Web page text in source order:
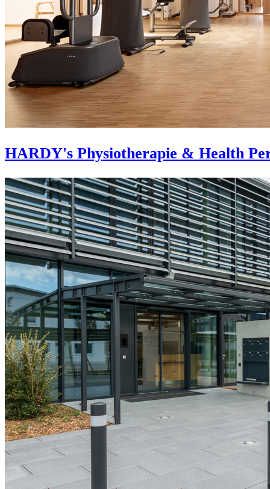
HARDY's Physiotherapie & Health